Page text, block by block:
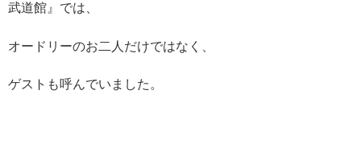
武道館 』では、
オードリーのお二人だけではなく、
ゲストも呼んでいました。